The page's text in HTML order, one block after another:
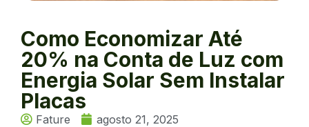
Como Economizar Até
20% na Conta de Luz com
Energia Solar Sem Instalar
Placas
Fature agosto 21, 2025